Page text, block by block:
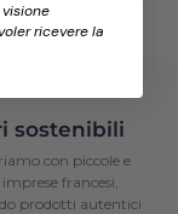
sostenibili
con piccole e
francesi,
prodotti autentici
ricevere la